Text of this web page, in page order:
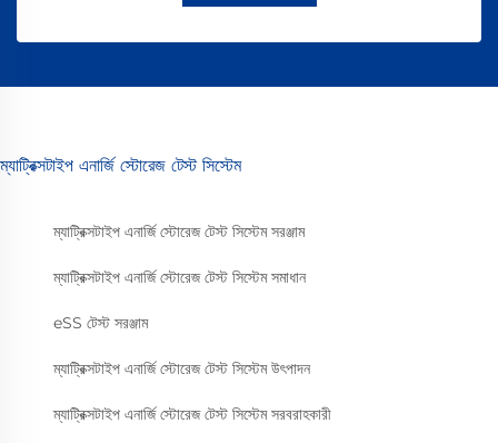
ম্যাট্রিক্সটাইপ এনার্জি স্টোরেজ টেস্ট সিস্টেম
ম্যাট্রিক্সটাইপ এনার্জি স্টোরেজ টেস্ট সিস্টেম সরঞ্জাম
ম্যাট্রিক্সটাইপ এনার্জি স্টোরেজ টেস্ট সিস্টেম সমাধান
eSS টেস্ট সরঞ্জাম
ম্যাট্রিক্সটাইপ এনার্জি স্টোরেজ টেস্ট সিস্টেম উৎপাদন
ম্যাট্রিক্সটাইপ এনার্জি স্টোরেজ টেস্ট সিস্টেম সরবরাহকারী